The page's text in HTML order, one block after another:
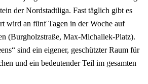
der Nordstadtliga. Fast täglich gibt es
wird an fünf Tagen in der Woche auf
(Burgholzstraße, Max-Michallek-Platz).
sind ein eigener, geschützter Raum für
und ein bedeutender Teil im gesamten